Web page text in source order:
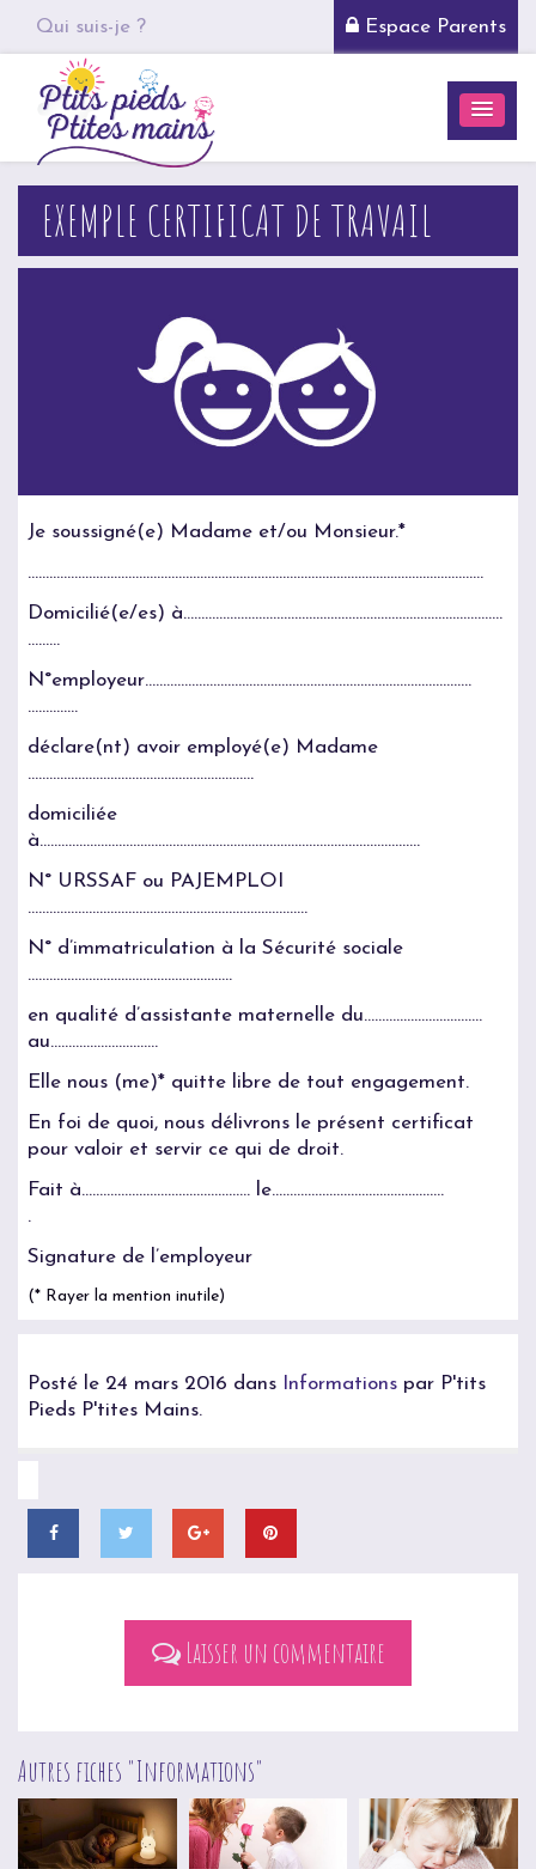
Qui suis-je ? Espace Parents
EXEMPLE CERTIFICAT DE TRAVAIL
Je soussigné(e) Madame et/ou Monsieur.*
…………………………………………………………………………………………………….…………
Domicilié(e/es) à……………………………………………………………………………..
………
N°employeur……………………………………………………………………………….
…………..
déclare(nt) avoir employé(e) Madame
………………………………………………………
domiciliée
à…………………………………………………………………………………………….
N° URSSAF ou PAJEMPLOI
……………………………………………………………………
N° d’immatriculation à la Sécurité sociale
…………………………………………………
en qualité d’assistante maternelle du……………………………
au…………………………
Elle nous (me)* quitte libre de tout engagement.
En foi de quoi, nous délivrons le présent certificat
pour valoir et servir ce qui de droit.
Fait à……………………………………….. le…………………………………………
.
Signature de l’employeur
(* Rayer la mention inutile)
Posté le 24 mars 2016 dans Informations par P'tits
Pieds P'tites Mains.
Laisser un commentaire
Autres fiches "Informations"